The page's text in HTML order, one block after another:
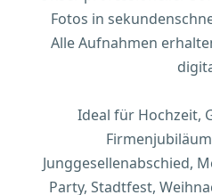
Fotos in
Alle Aufnahmen
Ideal für Hochzeit,
Junggesellenabschied,
Party, Stadtfest,